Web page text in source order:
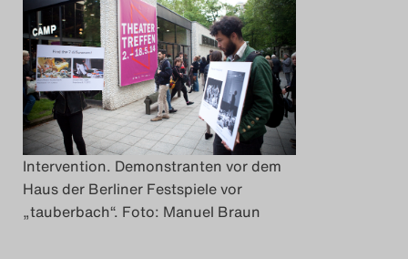
Das Theatertreffen-Blog
2020
Das Theatertreffen-Blog
2021
Das Theatertreffen-Blog
Intervention. Demonstranten vor dem
Haus der Berliner Festspiele vor
„tauberbach“. Foto: Manuel Braun